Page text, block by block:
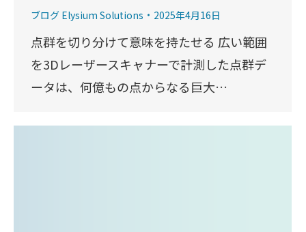
ブログ Elysium Solutions 2025年4月16日
点群を切り分けて意味を持たせる 広い範囲
を3Dレーザースキャナーで計測した点群デ
ータは、何億もの点からなる巨大…